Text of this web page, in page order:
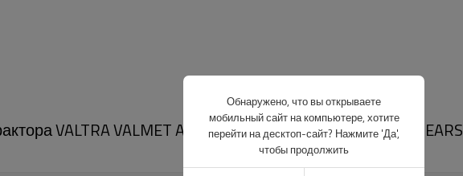
VALTRA VALMET A72 A72 LA85 A92 39521900-PAIRGEARS
Обнаружено, что вы открываете
мобильный сайт на компьютере, хотите
перейти на десктоп-сайт? Нажмите 'Да',
чтобы продолжить